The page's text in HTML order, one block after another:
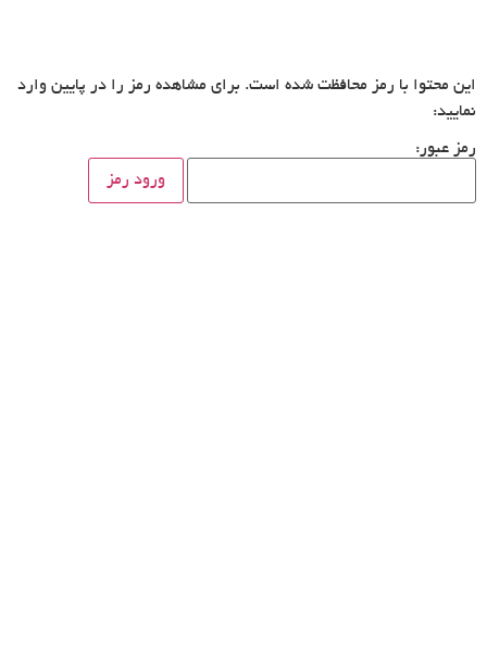
این محتوا با رمز محافظت شده است. برای مشاهده رمز را در پایین وارد
نمایید:
رمز عبور: